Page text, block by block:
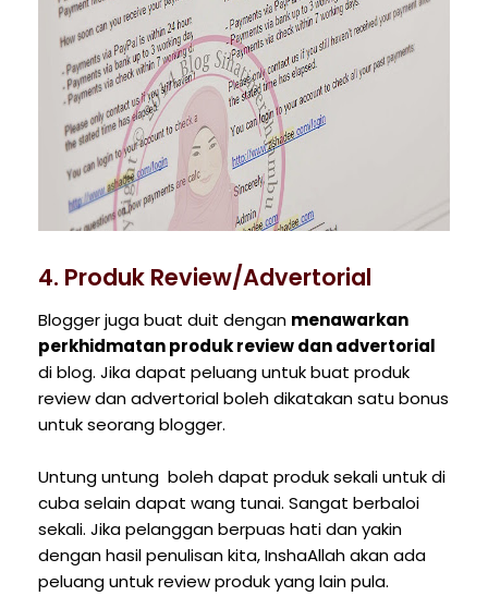
4. Produk Review/Advertorial
Blogger juga buat duit dengan menawarkan
perkhidmatan produk review dan advertorial
di blog. Jika dapat peluang untuk buat produk
review dan advertorial boleh dikatakan satu bonus
untuk seorang blogger.
Untung untung boleh dapat produk sekali untuk di
cuba selain dapat wang tunai. Sangat berbaloi
sekali. Jika pelanggan berpuas hati dan yakin
dengan hasil penulisan kita, InshaAllah akan ada
peluang untuk review produk yang lain pula.